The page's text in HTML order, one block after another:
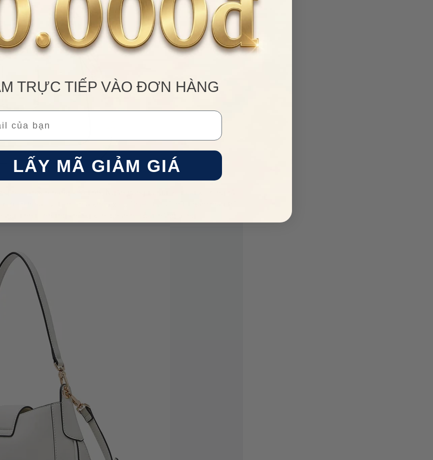
mọi khách hàng khó tính. Ngăn trong túi được thiết kế rộng rãi
điện thoại, ví tiền, chìa khóa xe... Chiếc túi sở hữu gam màu trẻ
tinh tế nhưng không kém phần nổi bật, năng động.
TRỰC TIẾP VÀO ĐƠN HÀNG
LẤY MÃ GIẢM GIÁ